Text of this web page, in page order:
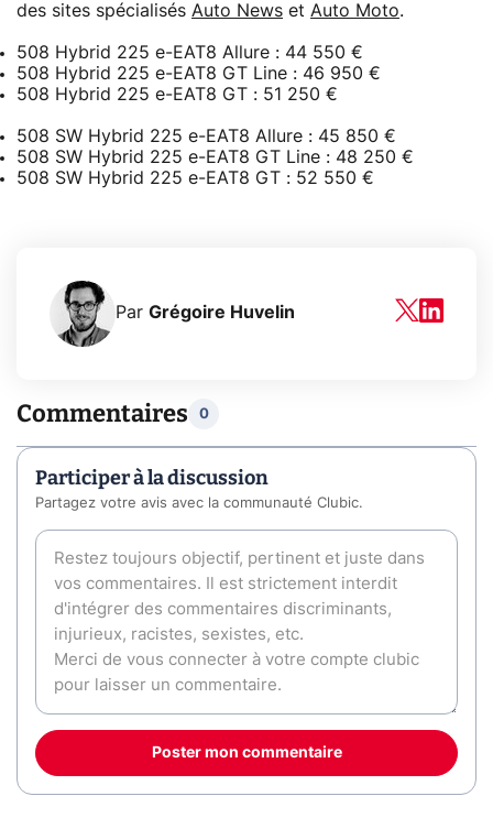
des sites spécialisés Auto News et Auto Moto.
508 Hybrid 225 e-EAT8 Allure : 44 550 €
508 Hybrid 225 e-EAT8 GT Line : 46 950 €
508 Hybrid 225 e-EAT8 GT : 51 250 €
508 SW Hybrid 225 e-EAT8 Allure : 45 850 €
508 SW Hybrid 225 e-EAT8 GT Line : 48 250 €
508 SW Hybrid 225 e-EAT8 GT : 52 550 €
Par Grégoire Huvelin
Commentaires 0
Participer à la discussion
Partagez votre avis avec la communauté Clubic.
Poster mon commentaire